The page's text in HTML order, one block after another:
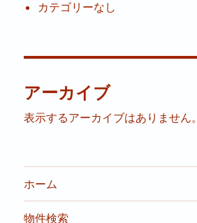
カテゴリーなし
アーカイブ
表示するアーカイブはありません。
ホーム
物件検索